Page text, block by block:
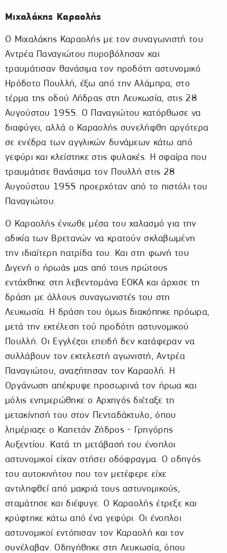
Μιχαλάκης Καραολής
Ο Μιχαλάκης Καραολής με τον συναγωνιστή του
Αντρέα Παναγιώτου πυροβόλησαν και
τραυμάτισαν θανάσιμα τον προδότη αστυνομικό
Ηρόδοτο Πουλλή, έξω από την Αλάμπρα, στο
τέρμα της οδού Λήδρας στη Λευκωσία, στις 28
Αυγούστου 1955. Ο Παναγιώτου κατόρθωσε να
διαφύγει, αλλά ο Καραολής συνελήφθη αργότερα
σε ενέδρα των αγγλικών δυνάμεων κάτω από
γεφύρι και κλείστηκε στις φυλακές. Η σφαίρα που
τραυμάτισε θανάσιμα τον Πουλλή στις 28
Αυγούστου 1955 προερχόταν από το πιστόλι του
Παναγιώτου.
Ο Καραολής ένιωθε μέσα του χαλασμό για την
αδικία των Βρετανών να κρατούν σκλαβωμένη
την ιδιαίτερη πατρίδα του. Και στη φωνή του
Διγενή ο ήρωάς μας από τους πρώτους
εντάχθηκε στη λεβεντομάνα ΕΟΚΑ και άρχισε τη
δράση με άλλους συναγωνιστές του στη
Λευκωσία. Η δράση του όμως διακόπηκε πρόωρα,
μετά την εκτέλεση τού προδότη αστυνομικού
Πουλλή. Οι Εγγλέζοι επειδή δεν κατάφεραν να
συλλάβουν τον εκτελεστή αγωνιστή, Αντρέα
Παναγιώτου, αναζήτησαν τον Καραολή. Η
Οργάνωση απέκρυψε προσωρινά τον ήρωα και
μόλις ενημερώθηκε ο Αρχηγός διέταξε τη
μετακίνησή του στον Πενταδάκτυλο, όπου
λημέριαζε ο Καπετάν Ζήδρος - Γρηγόρης
Αυξεντίου. Κατά τη μετάβασή του ένοπλοι
αστυνομικοί είχαν στήσει οδόφραγμα. Ο οδηγός
του αυτοκινήτου που τον μετέφερε είχε
αντιληφθεί από μακριά τους αστυνομικούς,
σταμάτησε και διέφυγε. Ο Καραολής έτρεξε και
κρύφτηκε κάτω από ένα γεφύρι. Οι ένοπλοι
αστυνομικοί εντόπισαν τον Καραολή και τον
συνέλαβαν. Οδηγήθηκε στη Λευκωσία, όπου